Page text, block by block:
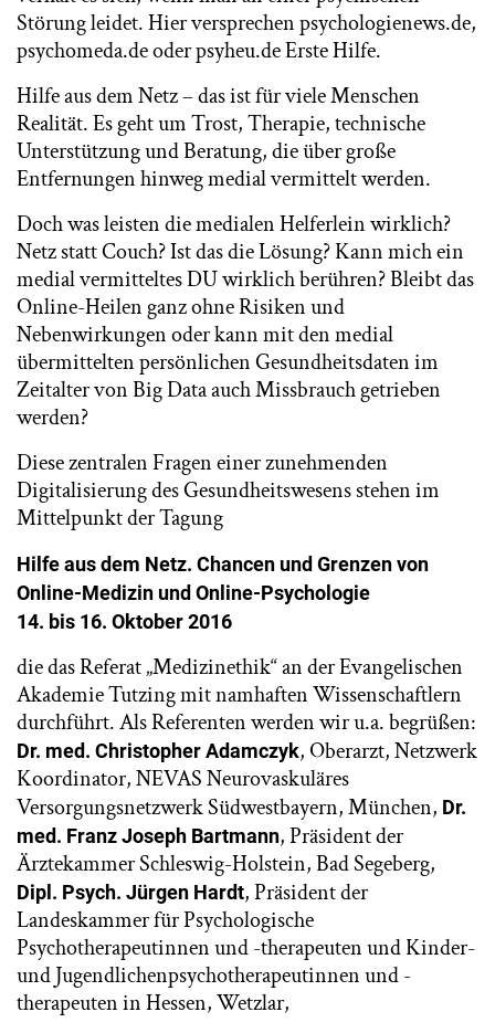
Störung leidet. Hier versprechen psychologienews.de,
psychomeda.de oder psyheu.de Erste Hilfe.
Hilfe aus dem Netz – das ist für viele Menschen
Realität. Es geht um Trost, Therapie, technische
Unterstützung und Beratung, die über große
Entfernungen hinweg medial vermittelt werden.
Doch was leisten die medialen Helferlein wirklich?
Netz statt Couch? Ist das die Lösung? Kann mich ein
medial vermitteltes DU wirklich berühren? Bleibt das
Online-Heilen ganz ohne Risiken und
Nebenwirkungen oder kann mit den medial
übermittelten persönlichen Gesundheitsdaten im
Zeitalter von Big Data auch Missbrauch getrieben
werden?
Diese zentralen Fragen einer zunehmenden
Digitalisierung des Gesundheitswesens stehen im
Mittelpunkt der Tagung
Hilfe aus dem Netz. Chancen und Grenzen von
Online-Medizin und Online-Psychologie
14. bis 16. Oktober 2016
die das Referat „Medizinethik“ an der Evangelischen
Akademie Tutzing mit namhaften Wissenschaftlern
durchführt. Als Referenten werden wir u.a. begrüßen:
Dr. med. Christopher Adamczyk, Oberarzt, Netzwerk
Koordinator, NEVAS Neurovaskuläres
Versorgungsnetzwerk Südwestbayern, München, Dr.
med. Franz Joseph Bartmann, Präsident der
Ärztekammer Schleswig-Holstein, Bad Segeberg,
Dipl. Psych. Jürgen Hardt, Präsident der
Landeskammer für Psychologische
Psychotherapeutinnen und -therapeuten und Kinder-
und Jugendlichenpsychotherapeutinnen und -
therapeuten in Hessen, Wetzlar,